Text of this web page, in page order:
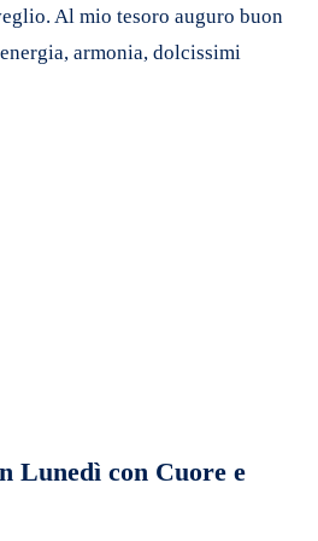
Al mio tesoro auguro buon
armonia, dolcissimi
Lunedì con Cuore e